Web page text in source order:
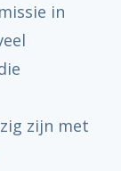
in
zijn met